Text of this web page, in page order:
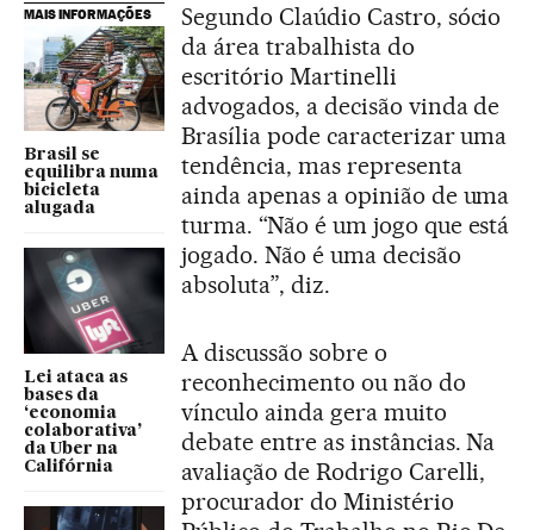
MAIS INFORMAÇÕES
Brasil se
equilibra numa
bicicleta
alugada
Lei ataca as
bases da
‘economia
colaborativa’
da Uber na
Califórnia
Segundo Claúdio Castro, sócio
da área trabalhista do
escritório Martinelli
advogados, a decisão vinda de
Brasília pode caracterizar uma
tendência, mas representa
ainda apenas a opinião de uma
turma. “Não é um jogo que está
jogado. Não é uma decisão
absoluta”, diz.
A discussão sobre o
reconhecimento ou não do
vínculo ainda gera muito
debate entre as instâncias. Na
avaliação de Rodrigo Carelli,
procurador do Ministério